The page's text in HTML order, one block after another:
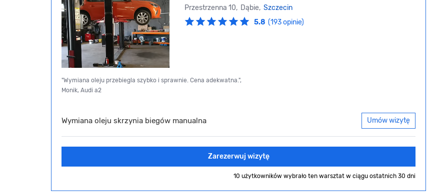
Przestrzenna 10, Dąbie, Szczecin
5.8 (193 opinie)
"Wymiana oleju przebiegla szybko i sprawnie. Cena adekwatna.",
Monik, Audi a2
Wymiana oleju skrzynia biegów manualna Umów wizytę
Zarezerwuj wizytę
10 użytkowników wybrało ten warsztat w ciągu ostatnich 30 dni